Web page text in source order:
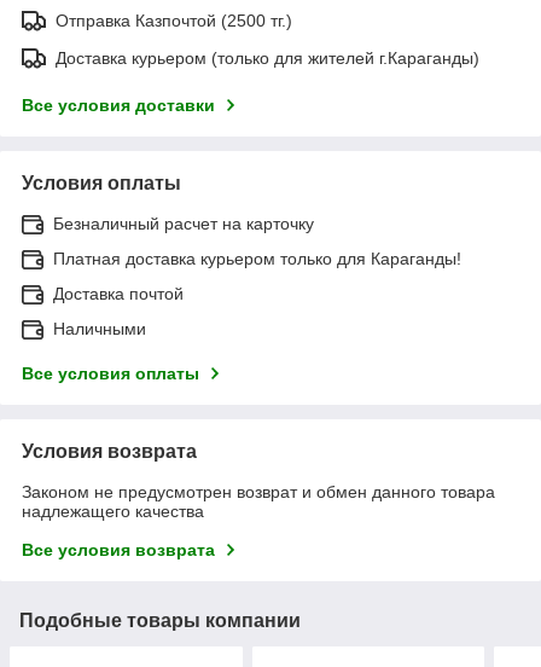
Отправка Казпочтой (2500 тг.)
Доставка курьером (только для жителей г.Караганды)
Все условия доставки
Условия оплаты
Безналичный расчет на карточку
Платная доставка курьером только для Караганды!
Доставка почтой
Наличными
Все условия оплаты
Условия возврата
Законом не предусмотрен возврат и обмен данного товара
надлежащего качества
Все условия возврата
Подобные товары компании